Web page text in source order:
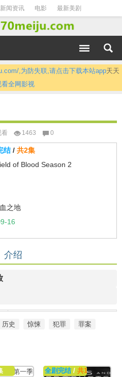
新闻资讯 电影 最新美剧
,为防失联,请点击下载本站app天天
看全网影视
看 1463 0
结/ 共2集
of Blood Season 2
之地
16
介绍
历史 惊悚 犯罪
罪案
全剧完结/ 共13集